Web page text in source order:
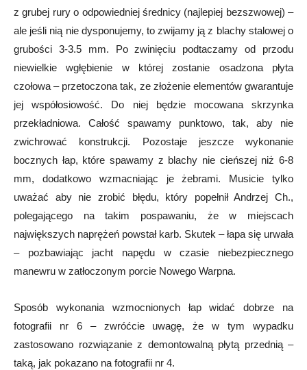
z grubej rury o odpowiedniej średnicy (najlepiej bezszwowej) –
ale jeśli nią nie dysponujemy, to zwijamy ją z blachy stalowej o
grubości 3-3.5 mm. Po zwinięciu podtaczamy od przodu
niewielkie wgłębienie w której zostanie osadzona płyta
czołowa – przetoczona tak, ze złożenie elementów gwarantuje
jej współosiowość. Do niej będzie mocowana skrzynka
przekładniowa. Całość spawamy punktowo, tak, aby nie
zwichrować konstrukcji. Pozostaje jeszcze wykonanie
bocznych łap, które spawamy z blachy nie cieńszej niż 6-8
mm, dodatkowo wzmacniając je żebrami. Musicie tylko
uważać aby nie zrobić błędu, który popełnił Andrzej Ch.,
polegającego na takim pospawaniu, że w miejscach
największych naprężeń powstał karb. Skutek – łapa się urwała
– pozbawiając jacht napędu w czasie niebezpiecznego
manewru w zatłoczonym porcie Nowego Warpna.
Sposób wykonania wzmocnionych łap widać dobrze na
fotografii nr 6 – zwróćcie uwagę, że w tym wypadku
zastosowano rozwiązanie z demontowalną płytą przednią –
taką, jak pokazano na fotografii nr 4.